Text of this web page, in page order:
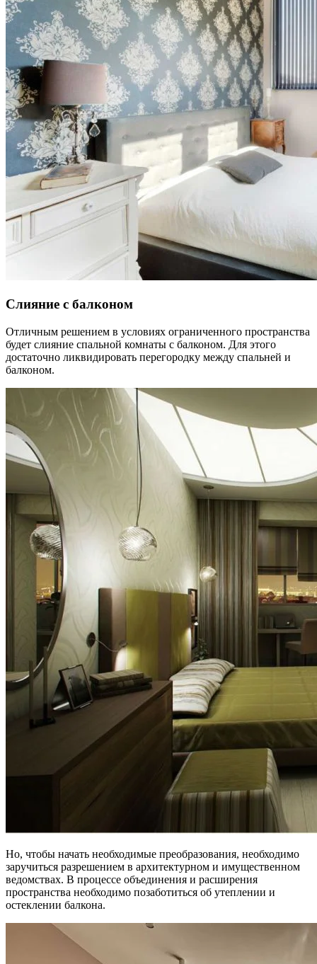
Слияние с балконом
Отличным решением в условиях ограниченного пространства
будет слияние спальной комнаты с балконом. Для этого
достаточно ликвидировать перегородку между спальней и
балконом.
Но, чтобы начать необходимые преобразования, необходимо
заручиться разрешением в архитектурном и имущественном
ведомствах. В процессе объединения и расширения
пространства необходимо позаботиться об утеплении и
остеклении балкона.